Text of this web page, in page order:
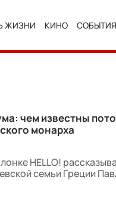
ЖИЗНИ КИНО СОБЫТИЯ
чем известны
монарха
HELLO!
семьи Греции